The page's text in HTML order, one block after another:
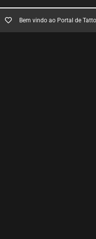
Bem vindo ao Portal de